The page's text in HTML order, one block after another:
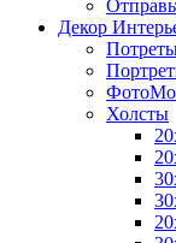
Декор
Холсты